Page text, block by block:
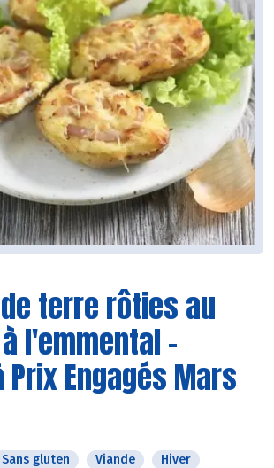
terre rôties au
l'emmental -
Engagés Mars
Sans gluten Viande Hiver